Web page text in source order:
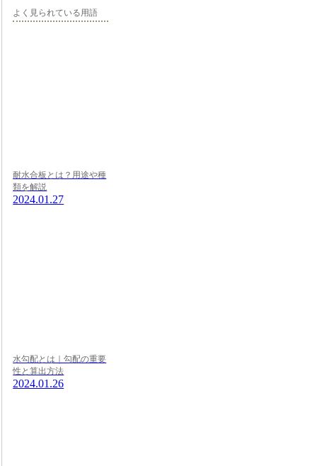
よく見られている用語
耐水合板とは？用途や種
類を解説
2024.01.27
水勾配とは｜勾配の重要
性と算出方法
2024.01.26